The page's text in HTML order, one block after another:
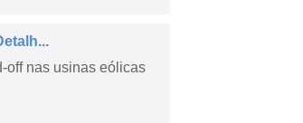
off nas usinas eólicas